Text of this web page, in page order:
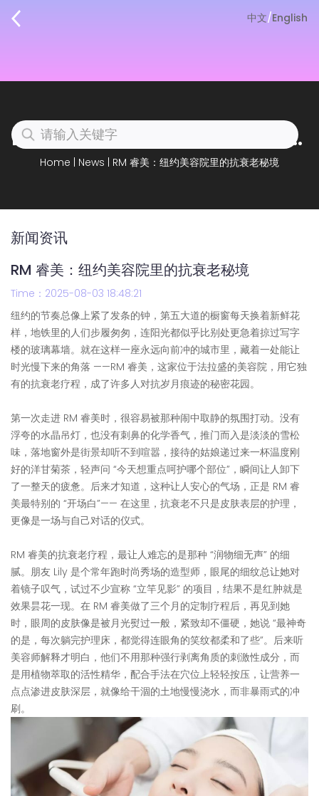
中文/English
RM 睿美：纽约美容院里的抗衰老秘境
Home News RM 睿美：纽约美容院里的抗衰老秘境
新闻资讯
RM 睿美：纽约美容院里的抗衰老秘境
Time：2025-08-03 18:48:21
纽约的节奏总像上紧了发条的钟，第五大道的橱窗每天换着新鲜花
样，地铁里的人们步履匆匆，连阳光都似乎比别处更急着掠过写字
楼的玻璃幕墙。就在这样一座永远向前冲的城市里，藏着一处能让
时光慢下来的角落 ——RM 睿美，这家位于法拉盛的美容院，用它独
有的抗衰老疗程，成了许多人对抗岁月痕迹的秘密花园。​
第一次走进 RM 睿美时，很容易被那种闹中取静的氛围打动。没有
浮夸的水晶吊灯，也没有刺鼻的化学香气，推门而入是淡淡的雪松
味，落地窗外是街景却听不到喧嚣，接待的姑娘递过来一杯温度刚
好的洋甘菊茶，轻声问 “今天想重点呵护哪个部位”，瞬间让人卸下
了一整天的疲惫。后来才知道，这种让人安心的气场，正是 RM 睿
美最特别的 “开场白”—— 在这里，抗衰老不只是皮肤表层的护理，
更像是一场与自己对话的仪式。​
RM 睿美的抗衰老疗程，最让人难忘的是那种 “润物细无声” 的细
腻。朋友 Lily 是个常年跑时尚秀场的造型师，眼尾的细纹总让她对
着镜子叹气，试过不少宣称 “立竿见影” 的项目，结果不是红肿就是
效果昙花一现。在 RM 睿美做了三个月的定制疗程后，再见到她
时，眼周的皮肤像是被月光熨过一般，紧致却不僵硬，她说 “最神奇
的是，每次躺完护理床，都觉得连眼角的笑纹都柔和了些”。后来听
美容师解释才明白，他们不用那种强行剥离角质的刺激性成分，而
是用植物萃取的活性精华，配合手法在穴位上轻轻按压，让营养一
点点渗进皮肤深层，就像给干涸的土地慢慢浇水，而非暴雨式的冲
刷。​